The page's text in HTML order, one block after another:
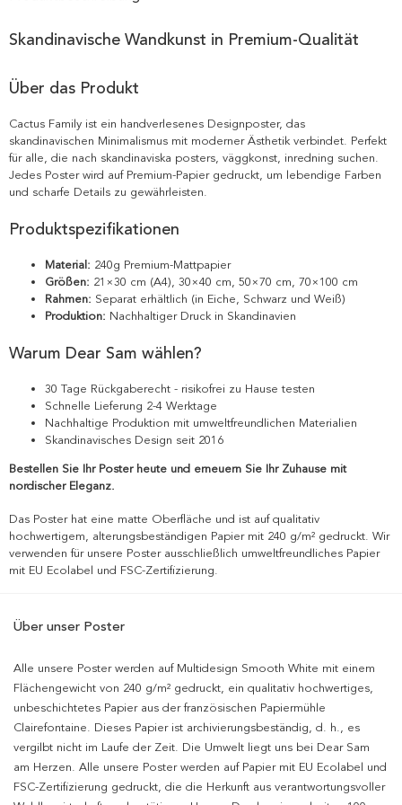
Skandinavische Wandkunst in Premium-Qualität
Über das Produkt
Cactus Family ist ein handverlesenes Designposter, das
skandinavischen Minimalismus mit moderner Ästhetik verbindet. Perfekt
für alle, die nach skandinaviska posters, väggkonst, inredning suchen.
Jedes Poster wird auf Premium-Papier gedruckt, um lebendige Farben
und scharfe Details zu gewährleisten.
Produktspezifikationen
Material: 240g Premium-Mattpapier
Größen: 21×30 cm (A4), 30×40 cm, 50×70 cm, 70×100 cm
Rahmen: Separat erhältlich (in Eiche, Schwarz und Weiß)
Produktion: Nachhaltiger Druck in Skandinavien
Warum Dear Sam wählen?
30 Tage Rückgaberecht - risikofrei zu Hause testen
Schnelle Lieferung 2-4 Werktage
Nachhaltige Produktion mit umweltfreundlichen Materialien
Skandinavisches Design seit 2016
Bestellen Sie Ihr Poster heute und erneuern Sie Ihr Zuhause mit
nordischer Eleganz.
Das Poster hat eine matte Oberfläche und ist auf qualitativ
hochwertigem, alterungsbeständigen Papier mit 240 g/m² gedruckt. Wir
verwenden für unsere Poster ausschließlich umweltfreundliches Papier
mit EU Ecolabel und FSC-Zertifizierung.
Über unser Poster
Alle unsere Poster werden auf Multidesign Smooth White mit einem
Flächengewicht von 240 g/m² gedruckt, ein qualitativ hochwertiges,
unbeschichtetes Papier aus der französischen Papiermühle
Clairefontaine. Dieses Papier ist archivierungsbeständig, d. h., es
vergilbt nicht im Laufe der Zeit. Die Umwelt liegt uns bei Dear Sam
am Herzen. Alle unsere Poster werden auf Papier mit EU Ecolabel und
FSC-Zertifizierung gedruckt, die die Herkunft aus verantwortungsvoller